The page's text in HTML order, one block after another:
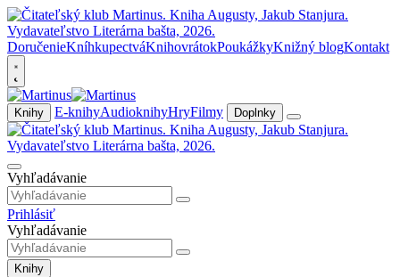
DoručenieKníhkupectváKnihovrátokPoukážkyKnižný blogKontakt
Knihy E-knihyAudioknihyHryFilmy Doplnky
Vyhľadávanie
Prihlásiť
Vyhľadávanie
Knihy